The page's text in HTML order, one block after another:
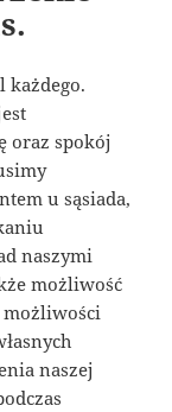
każdego.
oraz spokój
u sąsiada,
naszymi
możliwość
możliwości
naszej